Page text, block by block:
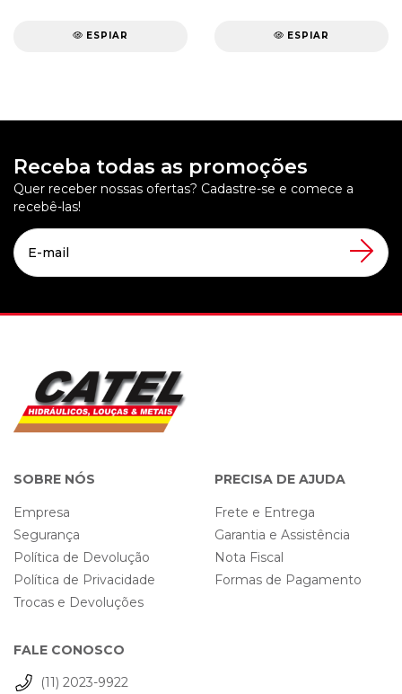
ESPIAR ESPIAR
Receba todas as promoções
Quer receber nossas ofertas? Cadastre-se e comece a
recebê-las!
SOBRE NÓS
Empresa
Segurança
Política de Devolução
Política de Privacidade
Trocas e Devoluções
PRECISA DE AJUDA
Frete e Entrega
Garantia e Assistência
Nota Fiscal
Formas de Pagamento
FALE CONOSCO
(11) 2023-9922